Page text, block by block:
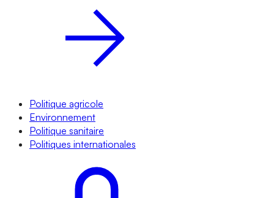
Politique agricole
Environnement
Politique sanitaire
Politiques internationales